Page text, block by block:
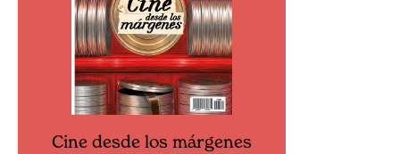
Cine desde los márgenes